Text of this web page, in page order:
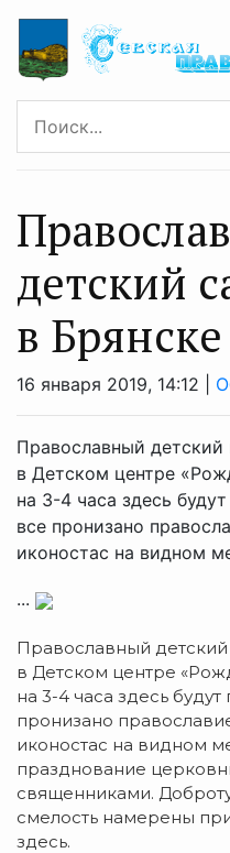
детский
в Брянске
16 января 2019, 14:12 |
Православный
в Детском центре
на 3-4 часа здесь
все пронизано
иконостас на видном
...
Православный
в Детском центре
на 3-4 часа здесь
пронизано
иконостас на видном
празднование
священниками.
смелость намерены
здесь.